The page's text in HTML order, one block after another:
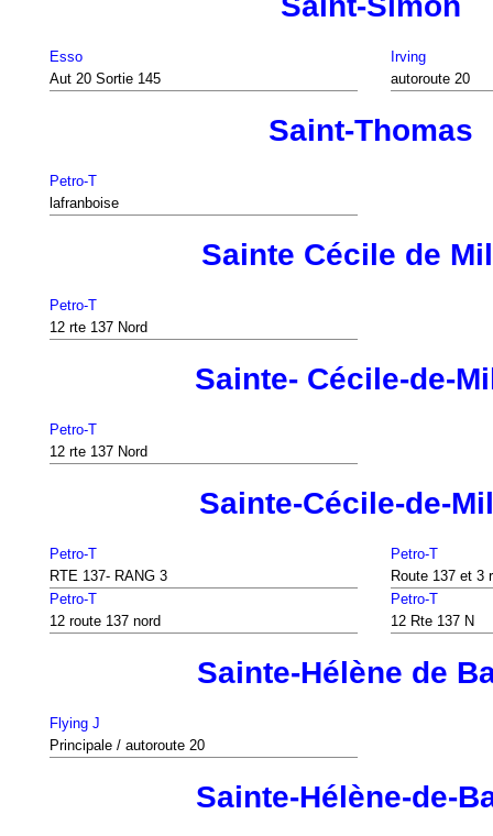
Esso
Aut 20 Sortie 145
Irving
autoroute 20
Saint-Thomas
Petro-T
lafranboise
Sainte Cécile de
Petro-T
12 rte 137 Nord
Sainte- Cécile-de-
Petro-T
12 rte 137 Nord
Sainte-Cécile-de-
Petro-T
RTE 137- RANG 3
Petro-T
Route 137 et 3
Petro-T
12 route 137 nord
Petro-T
12 Rte 137 N
Sainte-Hélène de
Flying J
Principale / autoroute 20
Sainte-Hélène-de-